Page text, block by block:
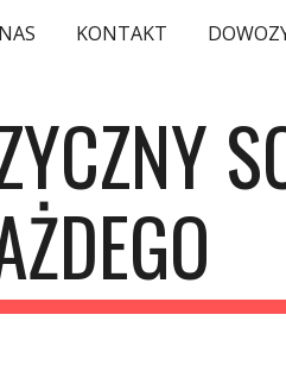
Skip to
KONTAKT